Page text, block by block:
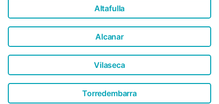
Altafulla
Alcanar
Vilaseca
Torredembarra